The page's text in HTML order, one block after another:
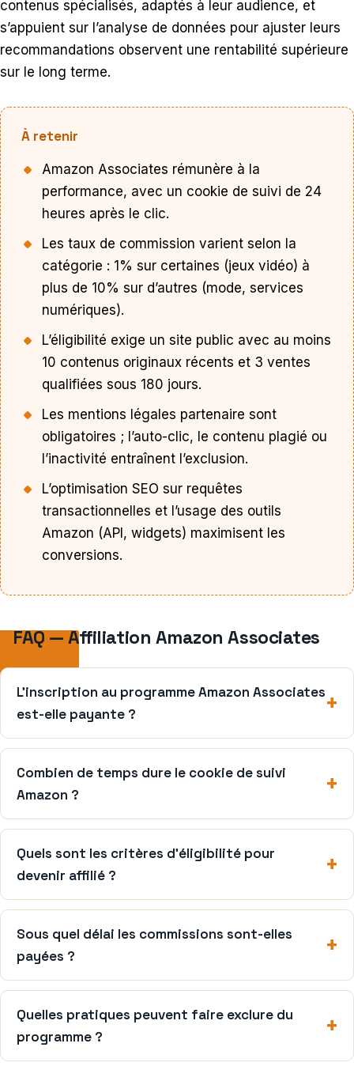
contenus spécialisés, adaptés à leur audience, et
s’appuient sur l’analyse de données pour ajuster leurs
recommandations observent une rentabilité supérieure
sur le long terme.
À retenir
Amazon Associates rémunère à la
performance, avec un cookie de suivi de 24
heures après le clic.
Les taux de commission varient selon la
catégorie : 1% sur certaines (jeux vidéo) à
plus de 10% sur d’autres (mode, services
numériques).
L’éligibilité exige un site public avec au moins
10 contenus originaux récents et 3 ventes
qualifiées sous 180 jours.
Les mentions légales partenaire sont
obligatoires ; l’auto-clic, le contenu plagié ou
l’inactivité entraînent l’exclusion.
L’optimisation SEO sur requêtes
transactionnelles et l’usage des outils
Amazon (API, widgets) maximisent les
conversions.
FAQ — Affiliation Amazon Associates
L’inscription au programme Amazon Associates
est-elle payante ?
Combien de temps dure le cookie de suivi
Amazon ?
Quels sont les critères d’éligibilité pour
devenir affilié ?
Sous quel délai les commissions sont-elles
payées ?
Quelles pratiques peuvent faire exclure du
programme ?